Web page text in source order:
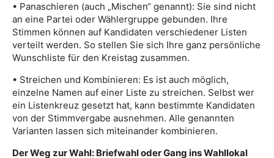
• Panaschieren (auch „Mischen“ genannt): Sie sind nicht
an eine Partei oder Wählergruppe gebunden. Ihre
Stimmen können auf Kandidaten verschiedener Listen
verteilt werden. So stellen Sie sich Ihre ganz persönliche
Wunschliste für den Kreistag zusammen.
• Streichen und Kombinieren: Es ist auch möglich,
einzelne Namen auf einer Liste zu streichen. Selbst wer
ein Listenkreuz gesetzt hat, kann bestimmte Kandidaten
von der Stimmvergabe ausnehmen. Alle genannten
Varianten lassen sich miteinander kombinieren.
Der Weg zur Wahl: Briefwahl oder Gang ins Wahllokal